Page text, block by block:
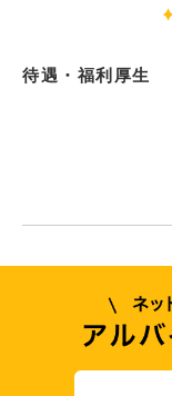
待遇・福利厚生